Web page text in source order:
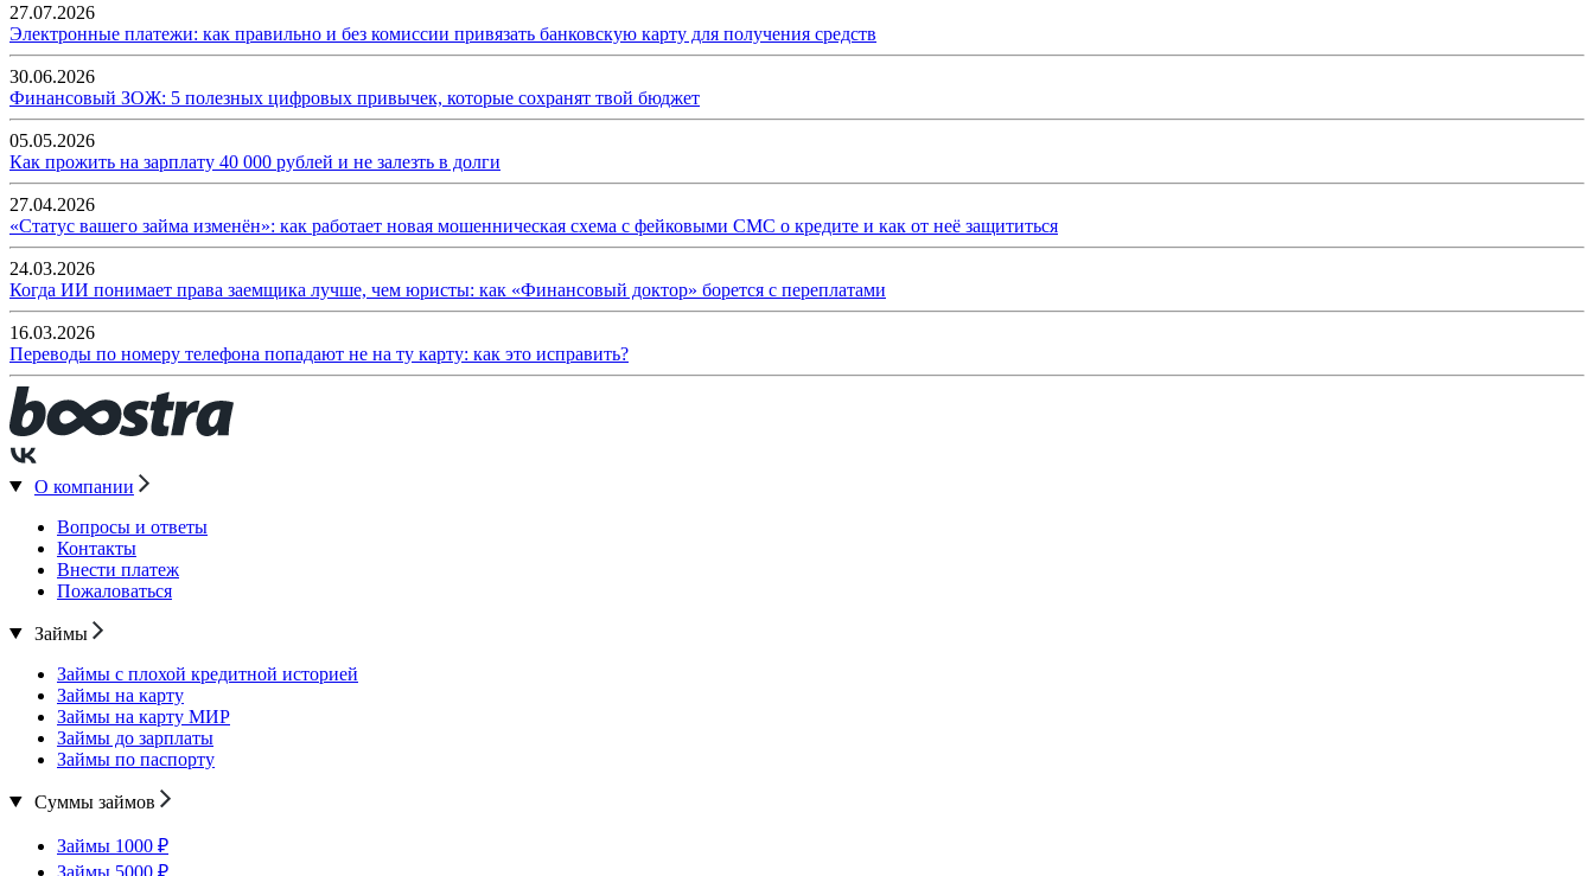
27.07.2026
Электронные платежи: как правильно и без комиссии привязать банковскую карту для получения средств
30.06.2026
Финансовый ЗОЖ: 5 полезных цифровых привычек, которые сохранят твой бюджет
05.05.2026
Как прожить на зарплату 40 000 рублей и не залезть в долги
27.04.2026
«Статус вашего займа изменён»: как работает новая мошенническая схема с фейковыми СМС о кредите и как от неё защититься
24.03.2026
Когда ИИ понимает права заемщика лучше, чем юристы: как «Финансовый доктор» борется с переплатами
16.03.2026
Переводы по номеру телефона попадают не на ту карту: как это исправить?
О компании
Вопросы и ответы
Контакты
Внести платеж
Пожаловаться
Займы
Займы с плохой кредитной историей
Займы на карту
Займы на карту МИР
Займы до зарплаты
Займы по паспорту
Суммы займов
Займы 1000 ₽
Займы 5000 ₽